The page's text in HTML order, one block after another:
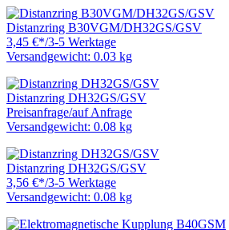
Distanzring B30VGM/DH32GS/GSV
3,45 €*/3-5 Werktage
Versandgewicht: 0.03 kg
Distanzring DH32GS/GSV
Preisanfrage/auf Anfrage
Versandgewicht: 0.08 kg
Distanzring DH32GS/GSV
3,56 €*/3-5 Werktage
Versandgewicht: 0.08 kg